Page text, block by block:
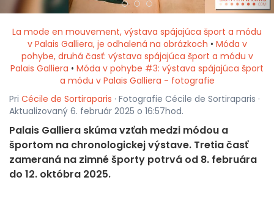
La mode en mouvement, výstava spájajúca šport a módu
v Palais Galliera, je odhalená na obrázkoch • Móda v
pohybe, druhá časť: výstava spájajúca šport a módu v
Palais Galliera • Móda v pohybe #3: výstava spájajúca šport
a módu v Palais Galliera - fotografie
Pri Cécile de Sortiraparis · Fotografie Cécile de Sortiraparis ·
Aktualizovaný 6. február 2025 o 16:57hod.
Palais Galliera skúma vzťah medzi módou a
športom na chronologickej výstave. Tretia časť
zameraná na zimné športy potrvá od 8. februára
do 12. októbra 2025.